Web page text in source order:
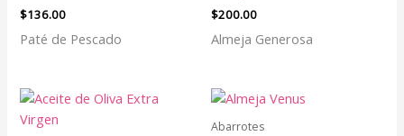
$136.00
Paté de Pescado
$200.00
Almeja Generosa
Abarrotes